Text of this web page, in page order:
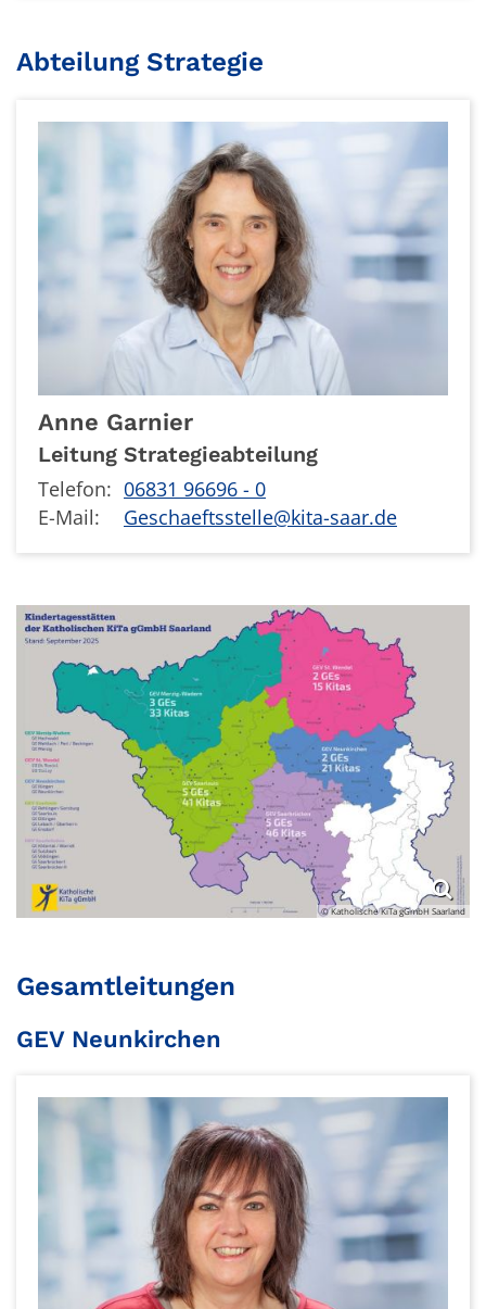
Abteilung Strategie
Anne Garnier
Leitung Strategieabteilung
Telefon: 06831 96696 - 0
E-Mail:
Geschaeftsstelle@kita-saar.de
© Katholische KiTa gGmbH Saarland
Gesamtleitungen
GEV Neunkirchen